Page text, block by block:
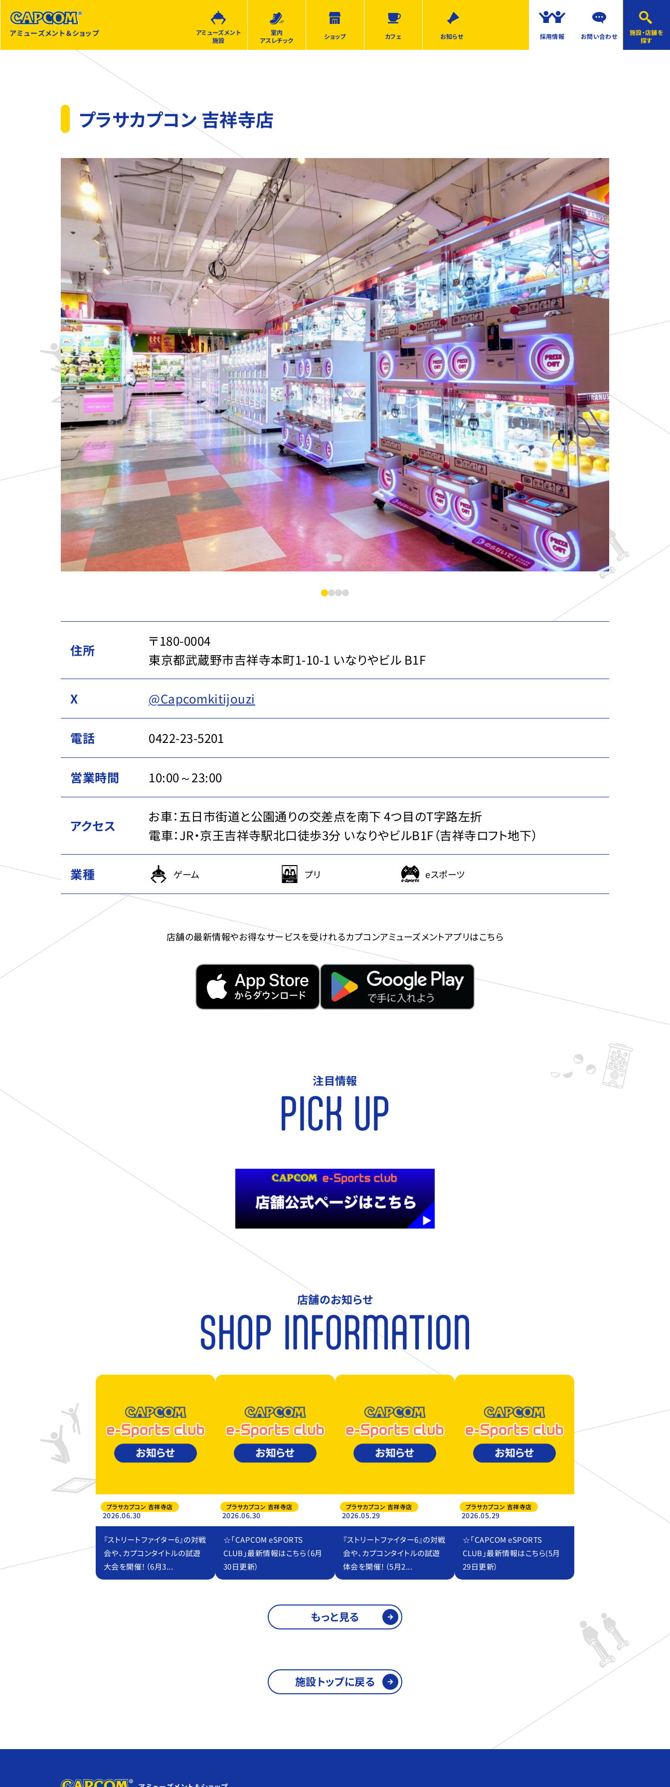
アミューズメント＆ショップ
施設・店舗を
探す
アミューズメント
施設
室内
アスレチック
ショップ カフェ お知らせ 採用情報 お問い合わせ
プラサカプコン 吉祥寺店
住所
〒180-0004
東京都武蔵野市吉祥寺本町1-10-1 いなりやビル B1F
X @Capcomkitijouzi
電話 0422-23-5201
営業時間 10:00～23:00
アクセス
お車：五日市街道と公園通りの交差点を南下 4つ目のT字路左折
電車：JR・京王吉祥寺駅北口徒歩3分 いなりやビルB1F（吉祥寺ロフト地下）
業種 ゲーム プリ eスポーツ
店舗の最新情報やお得なサービスを受けれるカプコンアミューズメントアプリはこちら
注目情報
店舗のお知らせ
プラサカプコン 吉祥寺店
2026.06.30
『ストリートファイター6』の対戦
会や、カプコンタイトルの試遊
大会を開催！（6月3...
プラサカプコン 吉祥寺店
2026.06.30
☆「CAPCOM eSPORTS
CLUB」最新情報はこちら（6月
30日更新）
プラサカプコン 吉祥寺店
2026.05.29
『ストリートファイター6』の対戦
会や、カプコンタイトルの試遊
体会を開催！（5月2...
プラサカプコン 吉祥寺店
2026.05.29
☆「CAPCOM eSPORTS
CLUB」最新情報はこちら(5月
29日更新）
もっと見る
施設トップに戻る